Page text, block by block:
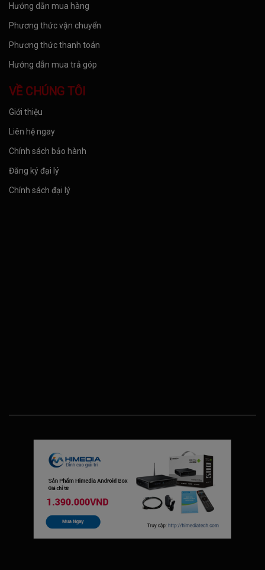
Hướng dẫn mua hàng
Phương thức vận chuyển
Phương thức thanh toán
Hướng dẫn mua trả góp
VỀ CHÚNG TÔI
Giới thiệu
Liên hệ ngay
Chính sách bảo hành
Đăng ký đại lý
Chính sách đại lý